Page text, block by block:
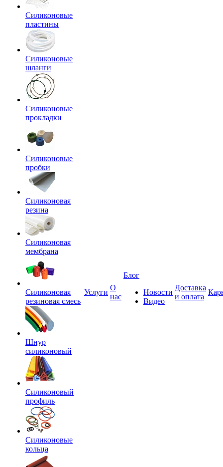
Силиконовые
пластины
Силиконовые
шланги
Силиконовые
прокладки
Силиконовые
пробки
Силиконовая
резина
Силиконовая
мембрана
Силиконовая
резиновая смесь
Шнур
силиконовый
Силиконовый
профиль
Силиконовые
кольца
Услуги
О
нас
Блог
Новости
Видео
Доставка
и оплата